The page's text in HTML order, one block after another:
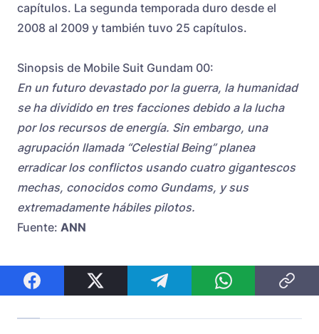
capítulos. La segunda temporada duro desde el
2008 al 2009 y también tuvo 25 capítulos.
Sinopsis de Mobile Suit Gundam 00:
En un futuro devastado por la guerra, la humanidad
se ha dividido en tres facciones debido a la lucha
por los recursos de energía. Sin embargo, una
agrupación llamada “Celestial Being” planea
erradicar los conflictos usando cuatro gigantescos
mechas, conocidos como Gundams, y sus
extremadamente hábiles pilotos.
Fuente: ANN